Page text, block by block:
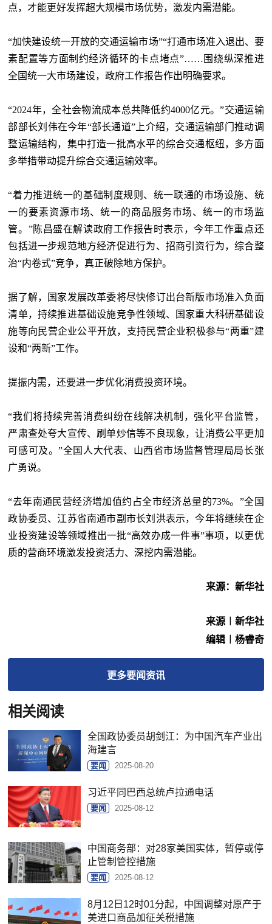
点，才能更好发挥超大规模市场优势，激发内需潜能。
“加快建设统一开放的交通运输市场”“打通市场准入退出、要
素配置等方面制约经济循环的卡点堵点”……围绕纵深推进
全国统一大市场建设，政府工作报告作出明确要求。
“2024年，全社会物流成本总共降低约4000亿元。”交通运输
部部长刘伟在今年“部长通道”上介绍，交通运输部门推动调
整运输结构，集中打造一批高水平的综合交通枢纽，多方面
多举措带动提升综合交通运输效率。
“着力推进统一的基础制度规则、统一联通的市场设施、统
一的要素资源市场、统一的商品服务市场、统一的市场监
管。”陈昌盛在解读政府工作报告时表示，今年工作重点还
包括进一步规范地方经济促进行为、招商引资行为，综合整
治“内卷式”竞争，真正破除地方保护。
据了解，国家发展改革委将尽快修订出台新版市场准入负面
清单，持续推进基础设施竞争性领域、国家重大科研基础设
施等向民营企业公平开放，支持民营企业积极参与“两重”建
设和“两新”工作。
提振内需，还要进一步优化消费投资环境。
“我们将持续完善消费纠纷在线解决机制，强化平台监管，
严肃查处夸大宣传、刷单炒信等不良现象，让消费公平更加
可感可及。”全国人大代表、山西省市场监督管理局局长张
广勇说。
“去年南通民营经济增加值约占全市经济总量的73%。”全国
政协委员、江苏省南通市副市长刘洪表示，今年将继续在企
业投资建设等领域推出一批“高效办成一件事”事项，以更优
质的营商环境激发投资活力、深挖内需潜能。
来源：新华社
来源︱新华社
编辑︱杨睿奇
更多要闻资讯
相关阅读
全国政协委员胡剑江：为中国汽车产业出
海建言
要闻 2025-08-20
习近平同巴西总统卢拉通电话
要闻 2025-08-12
中国商务部：对28家美国实体，暂停或停
止管制管控措施
要闻 2025-08-12
8月12日12时01分起，中国调整对原产于
美进口商品加征关税措施